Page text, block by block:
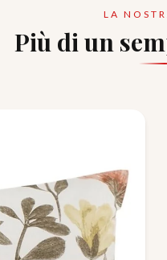
LA
Più di un